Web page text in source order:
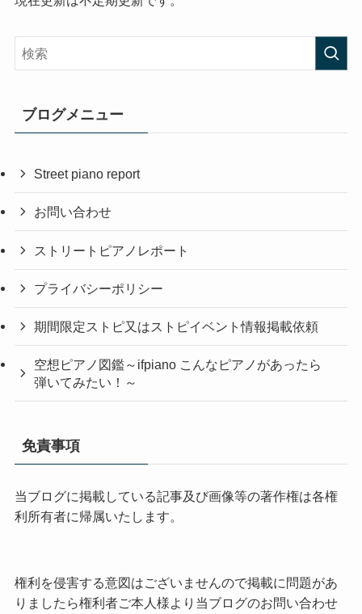
ブログメニュー
Street piano report
お問い合わせ
ストリートピアノレポート
プライバシーポリシー
期間限定ストピ又はストピイベント情報掲載依頼
空想ピアノ図鑑～ifpiano こんなピアノがあったら
弾いてみたい！～
免責事項
当ブログに掲載している記事及び画像等の著作権は各権
利所有者に帰属いたします。
権利を侵害する意図はございませんので掲載に問題があ
りましたら権利者ご本人様より当ブログのお問い合わせ